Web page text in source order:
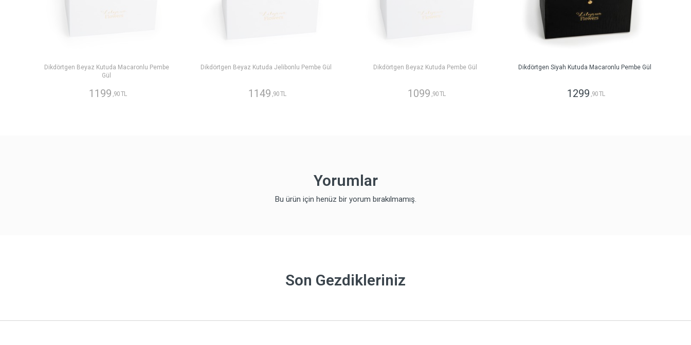
Dikdörtgen Beyaz Kutuda Macaronlu Pembe
Gül
1199 ,90 TL
Dikdörtgen Beyaz Kutuda Jelibonlu Pembe Gül
1149 ,90 TL
Dikdörtgen Beyaz Kutuda Pembe Gül
1099 ,90 TL
Dikdörtgen Siyah Kutuda Macaronlu Pembe Gül
1299 ,90 TL
Yorumlar
Bu ürün için henüz bir yorum bırakılmamış.
Son Gezdikleriniz